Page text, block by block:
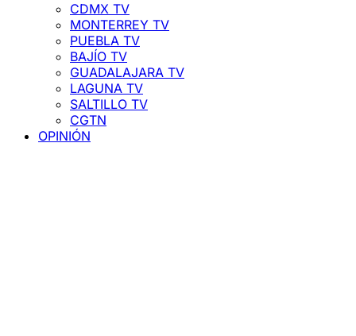
CDMX TV
MONTERREY TV
PUEBLA TV
BAJÍO TV
GUADALAJARA TV
LAGUNA TV
SALTILLO TV
CGTN
OPINIÓN